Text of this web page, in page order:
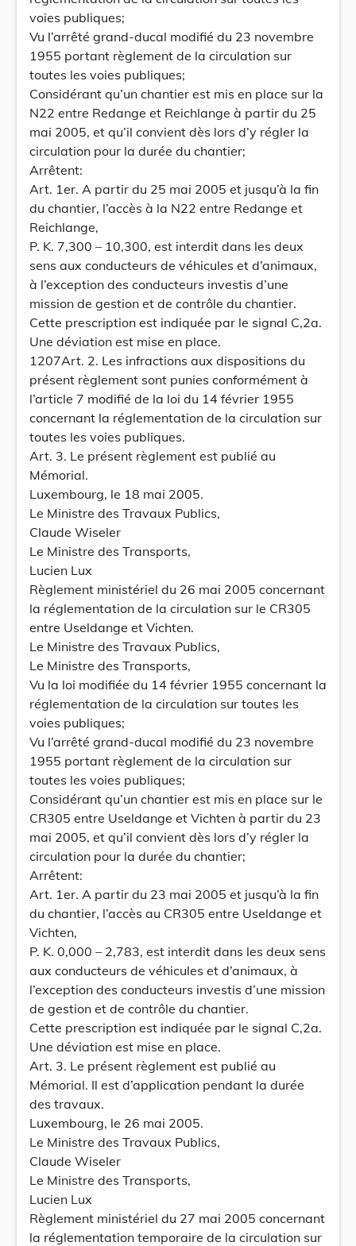
voies publiques;
Vu l’arrêté grand-ducal modifié du 23 novembre
1955 portant règlement de la circulation sur
toutes les voies publiques;
Considérant qu’un chantier est mis en place sur la
N22 entre Redange et Reichlange à partir du 25
mai 2005, et qu’il convient dès lors d’y régler la
circulation pour la durée du chantier;
Arrêtent:
Art. 1er. A partir du 25 mai 2005 et jusqu’à la fin
du chantier, l’accès à la N22 entre Redange et
Reichlange,
P. K. 7,300 – 10,300, est interdit dans les deux
sens aux conducteurs de véhicules et d’animaux,
à l’exception des conducteurs investis d’une
mission de gestion et de contrôle du chantier.
Cette prescription est indiquée par le signal C,2a.
Une déviation est mise en place.
1207Art. 2. Les infractions aux dispositions du
présent règlement sont punies conformément à
l’article 7 modifié de la loi du 14 février 1955
concernant la réglementation de la circulation sur
toutes les voies publiques.
Art. 3. Le présent règlement est publié au
Mémorial.
Luxembourg, le 18 mai 2005.
Le Ministre des Travaux Publics,
Claude Wiseler
Le Ministre des Transports,
Lucien Lux
Règlement ministériel du 26 mai 2005 concernant
la réglementation de la circulation sur le CR305
entre Useldange et Vichten.
Le Ministre des Travaux Publics,
Le Ministre des Transports,
Vu la loi modifiée du 14 février 1955 concernant la
réglementation de la circulation sur toutes les
voies publiques;
Vu l’arrêté grand-ducal modifié du 23 novembre
1955 portant règlement de la circulation sur
toutes les voies publiques;
Considérant qu’un chantier est mis en place sur le
CR305 entre Useldange et Vichten à partir du 23
mai 2005, et qu’il convient dès lors d’y régler la
circulation pour la durée du chantier;
Arrêtent:
Art. 1er. A partir du 23 mai 2005 et jusqu’à la fin
du chantier, l’accès au CR305 entre Useldange et
Vichten,
P. K. 0,000 – 2,783, est interdit dans les deux sens
aux conducteurs de véhicules et d’animaux, à
l’exception des conducteurs investis d’une mission
de gestion et de contrôle du chantier.
Cette prescription est indiquée par le signal C,2a.
Une déviation est mise en place.
Art. 3. Le présent règlement est publié au
Mémorial. Il est d’application pendant la durée
des travaux.
Luxembourg, le 26 mai 2005.
Le Ministre des Travaux Publics,
Claude Wiseler
Le Ministre des Transports,
Lucien Lux
Règlement ministériel du 27 mai 2005 concernant
la réglementation temporaire de la circulation sur